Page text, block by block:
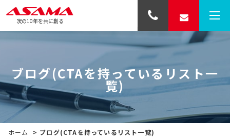
次の10年を共に創る
ブログ(CTAを持っているリスト一
覧)
ホーム > ブログ(CTAを持っているリスト一覧)